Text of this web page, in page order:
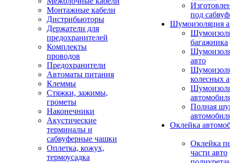
Монтажные кабели
Дистрибьюторы
Держатели для
предохранителей
Комплекты
проводов
Предохранители
Автоматы питания
Клеммы
Стяжки, зажимы,
грометы
Наконечники
Акустические
терминалы и
сабвуферные чашки
Оплетка, кожух,
термоусадка
под
Шумоизоляция
багажника
авто
колесных
Полная
Оклейка
Оклейка
части авто